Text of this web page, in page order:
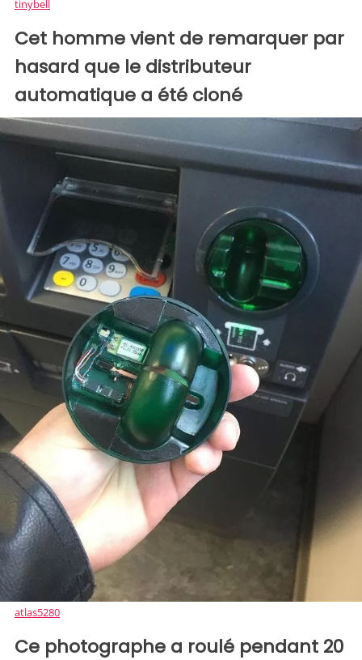
tinybell
Cet homme vient de remarquer par
hasard que le distributeur
automatique a été cloné
atlas5280
Ce photographe a roulé pendant 20